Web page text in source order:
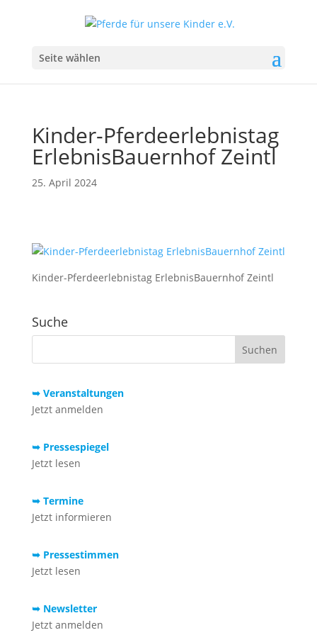
Seite wählen
Kinder-Pferdeerlebnistag
ErlebnisBauernhof Zeintl
25. April 2024
Kinder-Pferdeerlebnistag ErlebnisBauernhof Zeintl
Suche
➥ Veranstaltungen
Jetzt anmelden
➥ Pressespiegel
Jetzt lesen
➥ Termine
Jetzt informieren
➥ Pressestimmen
Jetzt lesen
➥ Newsletter
Jetzt anmelden